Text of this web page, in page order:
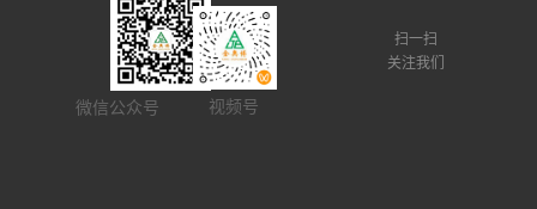
微信公众号 视频号
扫一扫
关注我们